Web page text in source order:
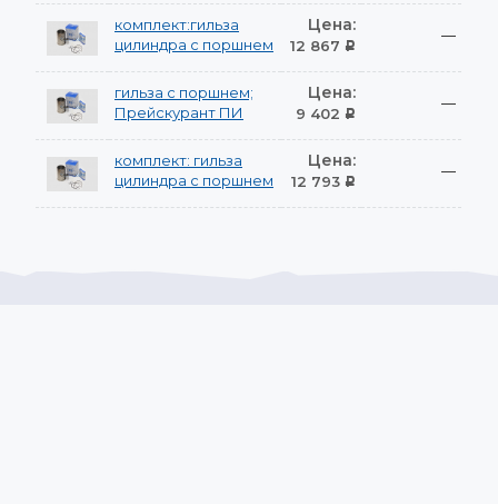
комплект:гильза
цилиндра с поршнем
Цена:
12 867 Р
—
гильза с поршнем;
Прейскурант ПИ
Цена:
9 402 Р
—
комплект: гильза
цилиндра с поршнем
Цена:
12 793 Р
—